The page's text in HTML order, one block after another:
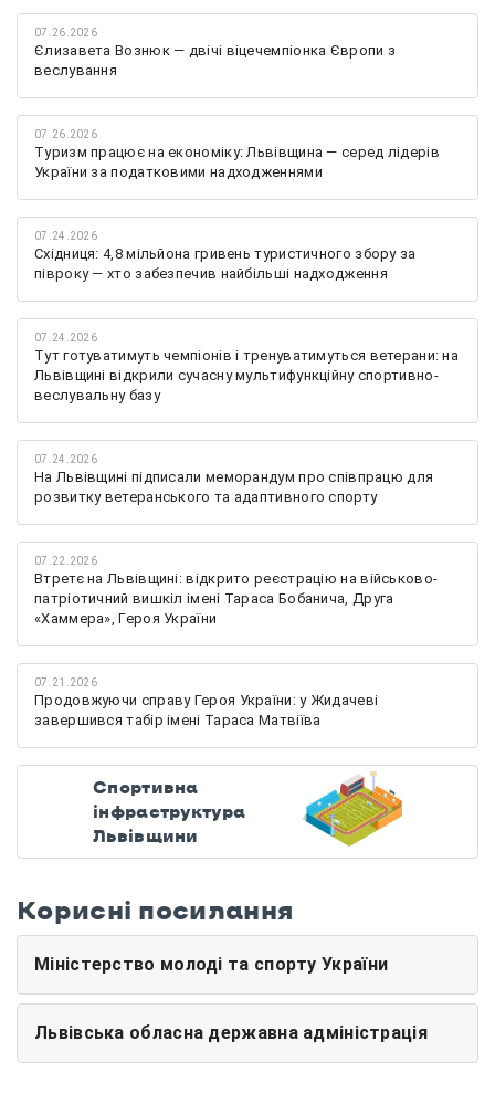
07.26.2026
Єлизавета Вознюк — двічі віцечемпіонка Європи з
веслування
07.26.2026
Туризм працює на економіку: Львівщина — серед лідерів
України за податковими надходженнями
07.24.2026
Східниця: 4,8 мільйона гривень туристичного збору за
півроку — хто забезпечив найбільші надходження
07.24.2026
Тут готуватимуть чемпіонів і тренуватимуться ветерани: на
Львівщині відкрили сучасну мультифункційну спортивно-
веслувальну базу
07.24.2026
На Львівщині підписали меморандум про співпрацю для
розвитку ветеранського та адаптивного спорту
07.22.2026
Втретє на Львівщині: відкрито реєстрацію на військово-
патріотичний вишкіл імені Тараса Бобанича, Друга
«Хаммера», Героя України
07.21.2026
Продовжуючи справу Героя України: у Жидачеві
завершився табір імені Тараса Матвіїва
Спортивна
інфраструктура
Львівщини
Корисні посилання
Міністерство молоді та спорту України
Львівська обласна державна адміністрація